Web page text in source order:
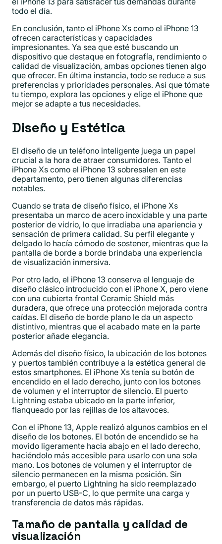
todo el día.
En conclusión, tanto el iPhone Xs como el iPhone 13
ofrecen características y capacidades
impresionantes. Ya sea que esté buscando un
dispositivo que destaque en fotografía, rendimiento o
calidad de visualización, ambas opciones tienen algo
que ofrecer. En última instancia, todo se reduce a sus
preferencias y prioridades personales. Así que tómate
tu tiempo, explora las opciones y elige el iPhone que
mejor se adapte a tus necesidades.
Diseño y Estética
El diseño de un teléfono inteligente juega un papel
crucial a la hora de atraer consumidores. Tanto el
iPhone Xs como el iPhone 13 sobresalen en este
departamento, pero tienen algunas diferencias
notables.
Cuando se trata de diseño físico, el iPhone Xs
presentaba un marco de acero inoxidable y una parte
posterior de vidrio, lo que irradiaba una apariencia y
sensación de primera calidad. Su perfil elegante y
delgado lo hacía cómodo de sostener, mientras que la
pantalla de borde a borde brindaba una experiencia
de visualización inmersiva.
Por otro lado, el iPhone 13 conserva el lenguaje de
diseño clásico introducido con el iPhone X, pero viene
con una cubierta frontal Ceramic Shield más
duradera, que ofrece una protección mejorada contra
caídas. El diseño de borde plano le da un aspecto
distintivo, mientras que el acabado mate en la parte
posterior añade elegancia.
Además del diseño físico, la ubicación de los botones
y puertos también contribuye a la estética general de
estos smartphones. El iPhone Xs tenía su botón de
encendido en el lado derecho, junto con los botones
de volumen y el interruptor de silencio. El puerto
Lightning estaba ubicado en la parte inferior,
flanqueado por las rejillas de los altavoces.
Con el iPhone 13, Apple realizó algunos cambios en el
diseño de los botones. El botón de encendido se ha
movido ligeramente hacia abajo en el lado derecho,
haciéndolo más accesible para usarlo con una sola
mano. Los botones de volumen y el interruptor de
silencio permanecen en la misma posición. Sin
embargo, el puerto Lightning ha sido reemplazado
por un puerto USB-C, lo que permite una carga y
transferencia de datos más rápidas.
Tamaño de pantalla y calidad de
visualización